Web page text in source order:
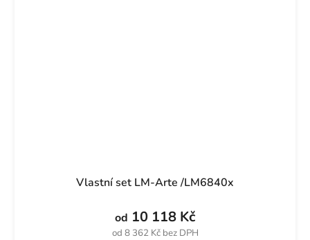
Vlastní set LM-Arte /LM6840x
od 8 362 Kč bez DPH
od 10 118 Kč